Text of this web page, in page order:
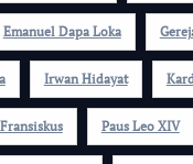
Emanuel Dapa Loka
Irwan Hidayat
Paus Leo XIV